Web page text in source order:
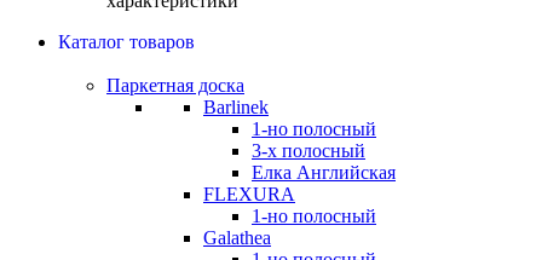
Каталог товаров
Паркетная доска
Barlinek
1-но полосный
3-х полосный
Елка Английская
FLEXURA
1-но полосный
Galathea